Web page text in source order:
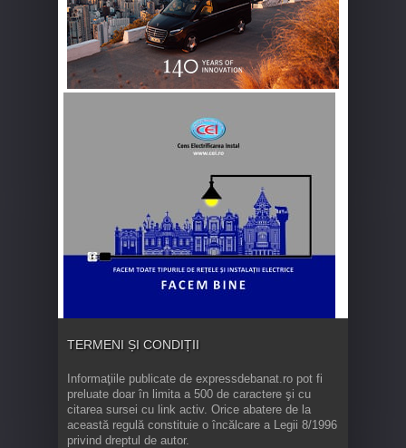
TERMENI ȘI CONDIȚII
Informaţiile publicate de expressdebanat.ro pot fi
preluate doar în limita a 500 de caractere şi cu
citarea sursei cu link activ. Orice abatere de la
această regulă constituie o încălcare a Legii 8/1996
privind dreptul de autor.